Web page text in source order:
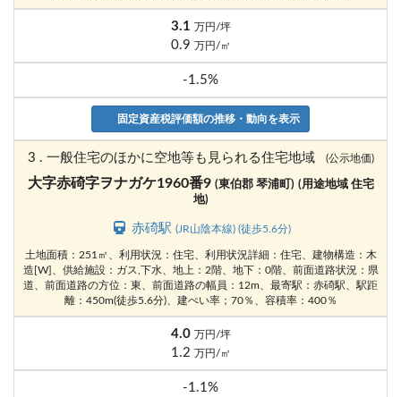
3.1 万円/坪
0.9 万円/㎡
-1.5%
固定資産税評価額の推移・動向を表示
3 . 一般住宅のほかに空地等も見られる住宅地域 (公示地価)
大字赤碕字ヲナガケ1960番9 (東伯郡 琴浦町) (用途地域 住宅
地)
赤碕駅 (JR山陰本線) (徒歩5.6分)
土地面積：251㎡、利用状況：住宅、利用状況詳細：住宅、建物構造：木
造[W]、供給施設：ガス,下水、地上：2階、地下：0階、前面道路状況：県
道、前面道路の方位：東、前面道路の幅員：12m、最寄駅：赤碕駅、駅距
離：450m(徒歩5.6分)、建ぺい率；70％、容積率：400％
4.0 万円/坪
1.2 万円/㎡
-1.1%